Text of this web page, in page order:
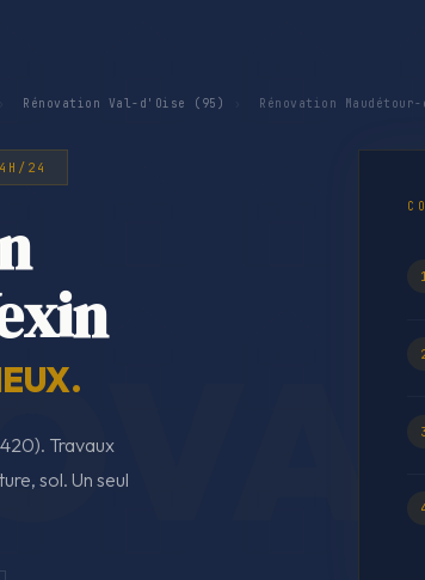
Rénovation Val-d'Oise (95) Rénovation
24
Travaux
sol. Un seul